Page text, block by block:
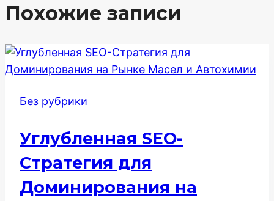
Похожие записи
Без рубрики
Углубленная SEO-
Стратегия для
Доминирования на